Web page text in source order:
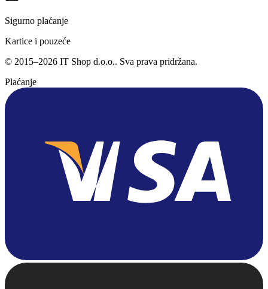
Sigurno plaćanje
Kartice i pouzeće
© 2015–2026 IT Shop d.o.o.. Sva prava pridržana.
Plaćanje